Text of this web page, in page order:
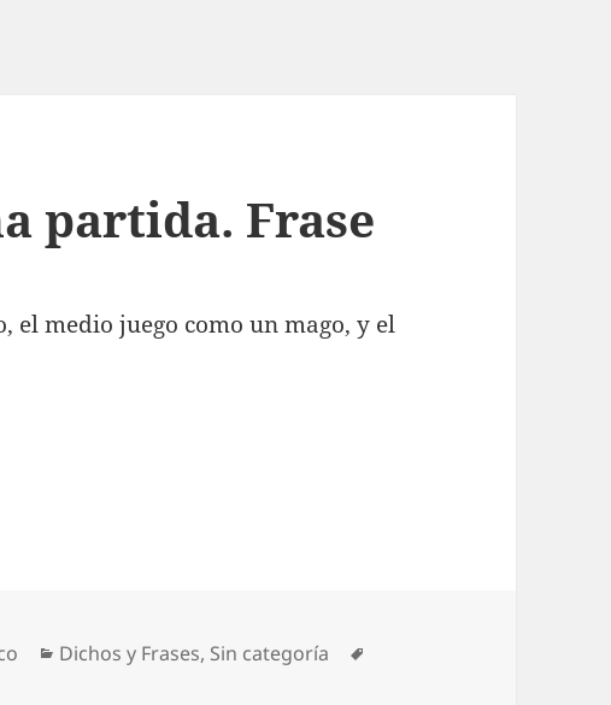
partida. Frase
el medio juego como un mago, y el
Categorías
Dichos y Frases, Sin categoría